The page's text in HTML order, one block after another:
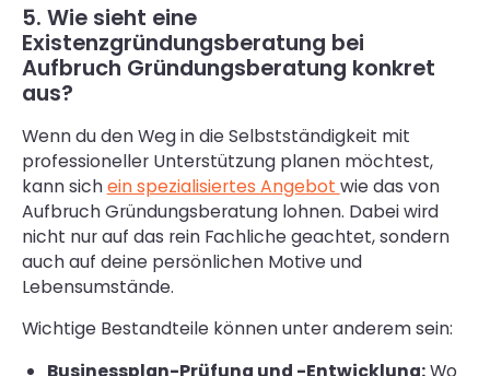
5. Wie sieht eine
Existenzgründungsberatung bei
Aufbruch Gründungsberatung konkret
aus?
Wenn du den Weg in die Selbstständigkeit mit
professioneller Unterstützung planen möchtest,
kann sichein spezialisiertes Angebot wie das von
Aufbruch Gründungsberatung lohnen. Dabei wird
nicht nur auf das rein Fachliche geachtet, sondern
auch auf deine persönlichen Motive und
Lebensumstände.
Wichtige Bestandteile können unter anderem sein: